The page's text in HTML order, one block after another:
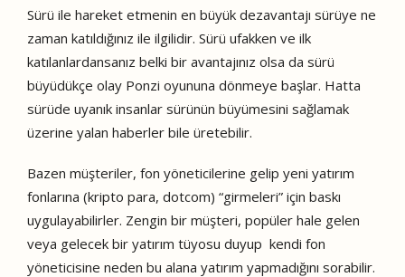
Sürü ile hareket etmenin en büyük dezavantajı sürüye ne
zaman katıldığınız ile ilgilidir. Sürü ufakken ve ilk
katılanlardansanız belki bir avantajınız olsa da sürü
büyüdükçe olay Ponzi oyununa dönmeye başlar. Hatta
sürüde uyanık insanlar sürünün büyümesini sağlamak
üzerine yalan haberler bile üretebilir.
Bazen müşteriler, fon yöneticilerine gelip yeni yatırım
fonlarına (kripto para, dotcom) “girmeleri” için baskı
uygulayabilirler. Zengin bir müşteri, popüler hale gelen
veya gelecek bir yatırım tüyosu duyup kendi fon
yöneticisine neden bu alana yatırım yapmadığını sorabilir.